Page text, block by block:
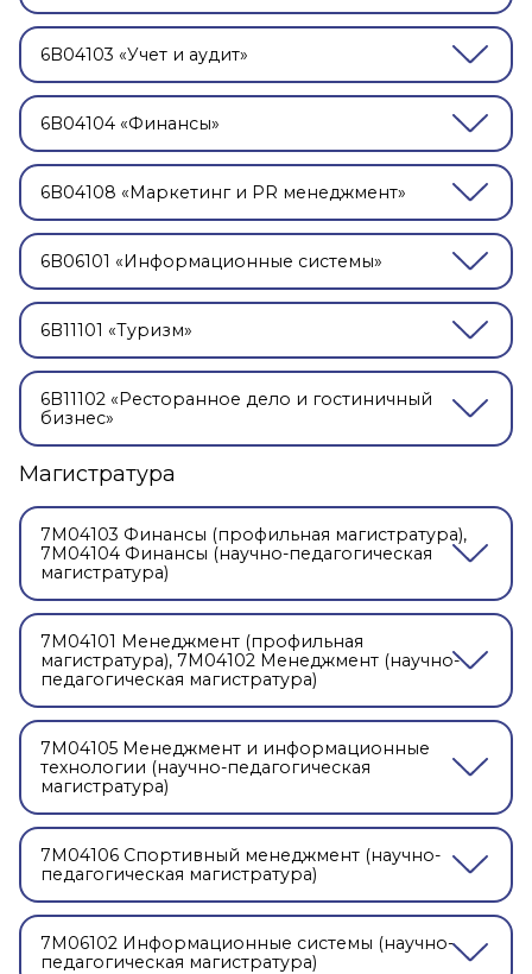
6B04103 «Учет и аудит»
6B04104 «Финансы»
6B04108 «Маркетинг и PR менеджмент»
6B06101 «Информационные системы»
6B11101 «Туризм»
6B11102 «Ресторанное дело и гостиничный
бизнес»
Магистратура
7М04103 Финансы (профильная магистратура),
7М04104 Финансы (научно-педагогическая
магистратура)
7М04101 Менеджмент (профильная
магистратура), 7М04102 Менеджмент (научно-
педагогическая магистратура)
7М04105 Менеджмент и информационные
технологии (научно-педагогическая
магистратура)
7М04106 Спортивный менеджмент (научно-
педагогическая магистратура)
7М06102 Информационные системы (научно-
педагогическая магистратура)